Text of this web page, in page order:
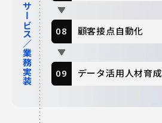
サービス／業務実装 顧客接点自動化
データ活用人材育成